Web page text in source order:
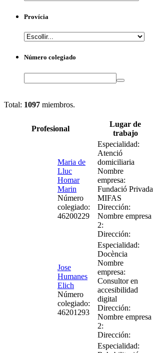
Provícia
Número colegiado
Search
Total: 1097 miembros.
Profesional
Lugar de
trabajo
Maria de
Lluc
Homar
Marin
Número
colegiado:
46200229
Especialidad:
Atenció
domiciliaria
Nombre
empresa:
Fundació Privada
MIFAS
Dirección:
Nombre empresa
2:
Dirección:
Jose
Humanes
Elich
Número
colegiado:
46201293
Especialidad:
Docència
Nombre
empresa:
Consultor en
accesibilidad
digital
Dirección:
Nombre empresa
2:
Dirección:
Especialidad: